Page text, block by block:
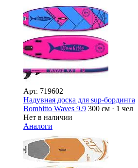
Арт. 719602
Надувная доска для sup-бординга
Bombitto Waves 9.9 300 см · 1 чел
Нет в наличии
Аналоги